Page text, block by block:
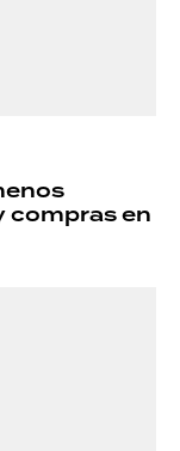
compras en